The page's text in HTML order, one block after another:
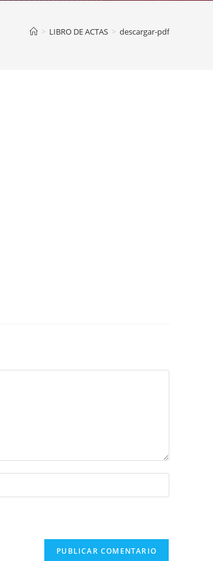
> LIBRO DE ACTAS > descargar-pdf